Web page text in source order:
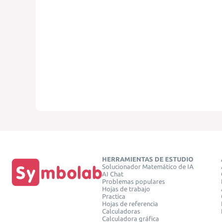
HERRAMIENTAS DE ESTUDIO
Solucionador Matemático de IA
AI Chat
Problemas populares
Hojas de trabajo
Practica
Hojas de referencia
Calculadoras
Calculadora gráfica